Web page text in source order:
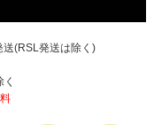
(RSL発送は除く)